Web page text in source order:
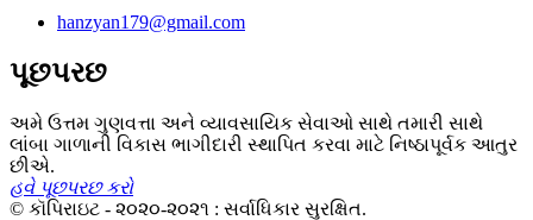
hanzyan179@gmail.com
પૂછપરછ
અમે ઉત્તમ ગુણવત્તા અને વ્યાવસાયિક સેવાઓ સાથે તમારી સાથે
લાંબા ગાળાની વિકાસ ભાગીદારી સ્થાપિત કરવા માટે નિષ્ઠાપૂર્વક આતુર
છીએ.
હવે પૂછપરછ કરો
© કૉપિરાઇટ - ૨૦૨૦-૨૦૨૧ : સર્વાધિકાર સુરક્ષિત.